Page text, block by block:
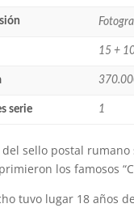
15 +
serie 1
del sello postal
los famosos
tuvo lugar 18 años